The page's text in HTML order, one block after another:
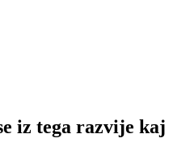
iz tega razvije kaj